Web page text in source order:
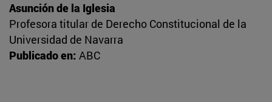
Asunción de la Iglesia
Profesora titular de Derecho Constitucional de la
Universidad de Navarra
Publicado en: ABC